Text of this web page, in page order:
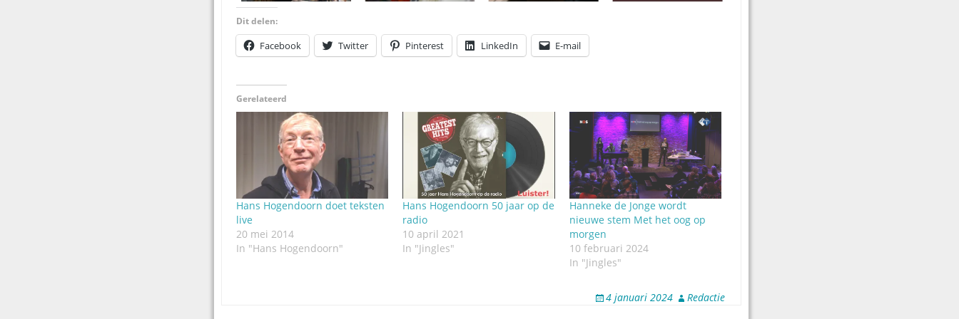
Dit delen:
Facebook Twitter Pinterest LinkedIn E-mail
Gerelateerd
Hans Hogendoorn doet teksten
live
20 mei 2014
In "Hans Hogendoorn"
Hans Hogendoorn 50 jaar op de
radio
10 april 2021
In "Jingles"
Hanneke de Jonge wordt
nieuwe stem Met het oog op
morgen
10 februari 2024
In "Jingles"
4 januari 2024 Redactie